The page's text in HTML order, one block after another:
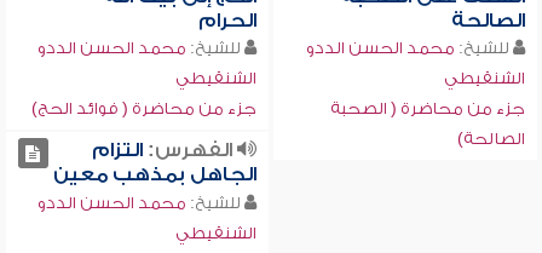
الصالحة
للشيخ: محمد الحسن الددو
الشنقيطي
جزء من محاضرة ( الصحبة
الصالحة)
الحرام
للشيخ: محمد الحسن الددو
الشنقيطي
جزء من محاضرة ( فوائد الحج)
الفهرس:التزام
الجاهل بمذهب معين
للشيخ: محمد الحسن الددو
الشنقيطي